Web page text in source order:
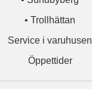
• Trollhättan
Service i varuhusen
Öppettider